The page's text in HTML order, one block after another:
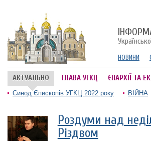
НОВИНИ
АКТУАЛЬНО ГЛАВА УГКЦ ЄПАРХІЇ ТА
Синод Єпископів УГКЦ 2022 року ВІЙНА
Роздуми над
Різдвом